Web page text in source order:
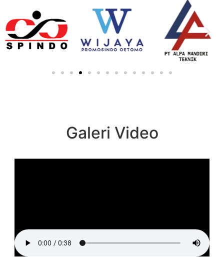
Galeri Video